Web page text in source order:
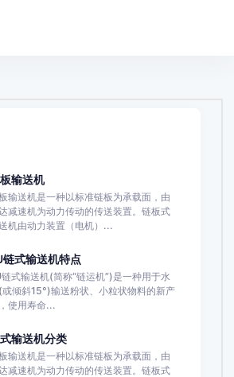
输送机
输送机是一种以标准链板为承载面，由
减速机为动力传动的传送装置。链板式
机由动力装置（电机）...
链式输送机特点
链式输送机(简称“链运机”)是一种用于水
倾斜15°)输送粉状、小粒状物料的新产
，使用寿命...
输送机分类
输送机是一种以标准链板为承载面，由
减速机为动力传动的传送装置。链板式